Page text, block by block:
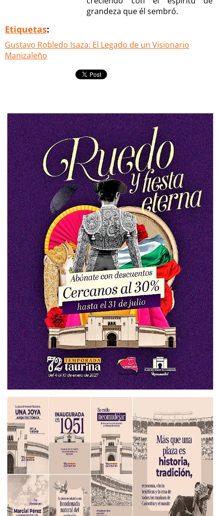
grandeza que él sembró.
Etiquetas:
Gustavo Robledo Isaza: El Legado de un Visionario
Manizaleño